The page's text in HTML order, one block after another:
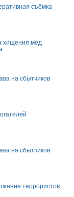
съёмка
хищения мед
на сбытчиков
на сбытчиков
террористов